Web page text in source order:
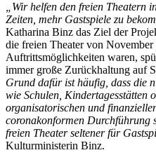
Wir helfen den freien Theatern
Zeiten, mehr Gastspiele zu
Katharina Binz das Ziel der
die freien Theater von
Auftrittsmöglichkeiten waren,
immer große Zurückhaltung auf
Grund dafür ist häufig, dass die
wie Schulen, Kindertagesstätten
organisatorischen und
coronakonformen Durchführung
freien Theater seltener für
Kulturministerin Binz.